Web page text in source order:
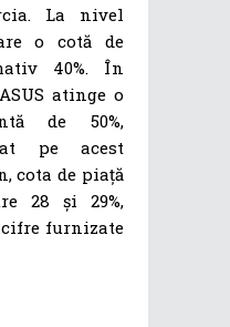
La nivel
o cotă de
40%. În
atinge o
de 50%,
pe acest
cota de piață
28 și 29%,
furnizate